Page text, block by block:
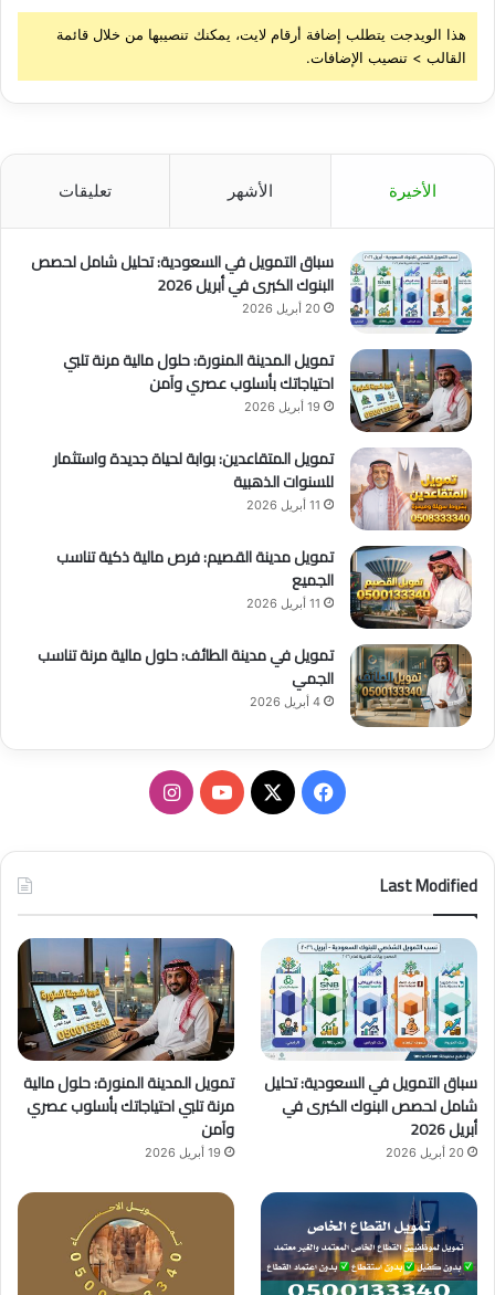
هذا الويدجت يتطلب إضافة أرقام لايت، يمكنك تنصيبها من خلال قائمة
القالب > تنصيب الإضافات.
الأخيرة الأشهر تعليقات
سباق التمويل في السعودية: تحليل شامل لحصص
البنوك الكبرى في أبريل 2026
20 أبريل 2026
تمويل المدينة المنورة: حلول مالية مرنة تلبي
احتياجاتك بأسلوب عصري وآمن
19 أبريل 2026
تمويل المتقاعدين: بوابة لحياة جديدة واستثمار
للسنوات الذهبية
11 أبريل 2026
تمويل مدينة القصيم: فرص مالية ذكية تناسب
الجميع
11 أبريل 2026
تمويل في مدينة الطائف: حلول مالية مرنة تناسب
الجمي
4 أبريل 2026
و
ك
T
u
b
e
ق
ر
ا
م
Last Modified
سباق التمويل في السعودية: تحليل
شامل لحصص البنوك الكبرى في
أبريل 2026
20 أبريل 2026
تمويل المدينة المنورة: حلول مالية
مرنة تلبي احتياجاتك بأسلوب عصري
وآمن
19 أبريل 2026